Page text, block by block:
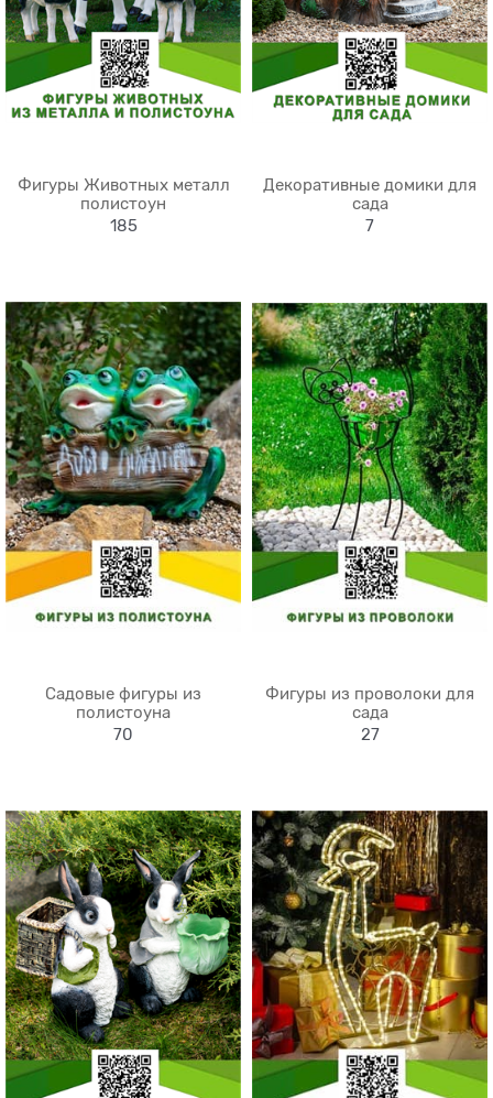
Фигуры Животных металл
полистоун
185
Декоративные домики для
сада
7
Садовые фигуры из
полистоуна
70
Фигуры из проволоки для
сада
27